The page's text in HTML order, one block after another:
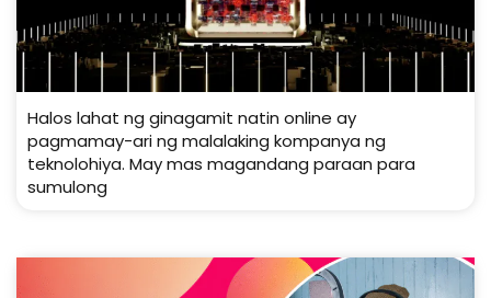
Halos lahat ng ginagamit natin online ay
pagmamay-ari ng malalaking kompanya ng
teknolohiya. May mas magandang paraan para
sumulong